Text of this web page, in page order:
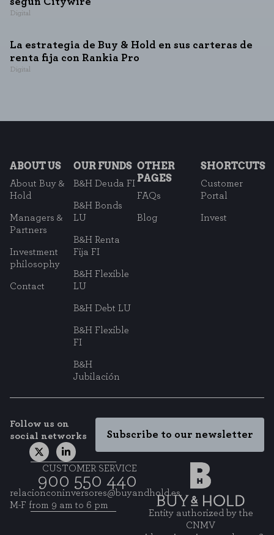
Digital
La estrategia de Buy & Hold en sus carteras de
renta fija con Rankia Pro
Digital
ABOUT US
About Buy &
Hold
Managers &
Partners
Investment
philosophy
Contact
OUR FUNDS
B&H Deuda FI
B&H Bonds
LU
B&H Renta
Fija FI
B&H Flexible
LU
B&H Debt LU
B&H Flexible
FI
B&H
Jubilación
OTHER
PAGES
FAQs
Blog
SHORTCUTS
Customer
Portal
Invest
Follow us on
social networks
Subscribe to our newsletter
CUSTOMER SERVICE
900 550 440
relacionconinversores@buyandhold.es
M-F from 9 am to 6 pm
Entity authorized by the
CNMV